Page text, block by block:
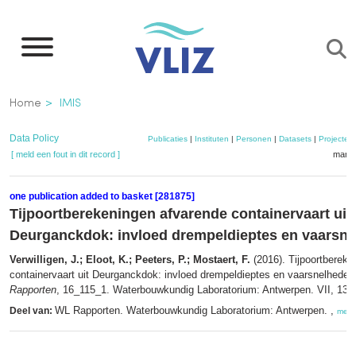
naar
inhoud
gaan
Kruimelpad
Home IMIS
Data Policy Publicaties| Instituten | Personen | Datasets| Projecten
[ meld een fout in dit record ]
one publication added to basket [281875]
Tijpoortberekeningen afvarende containervaart uit
Deurganckdok: invloed drempeldieptes en
Verwilligen, J.; Eloot, K.; Peeters, P.; Mostaert, F. (2016).
containervaart uit Deurganckdok: invloed drempeldieptes en
Rapporten, 16_115_1. Waterbouwkundig Laboratorium: Antwerpen. VII, 13
Deel van: WL Rapporten. Waterbouwkundig Laboratorium: Antwerpen. , meer